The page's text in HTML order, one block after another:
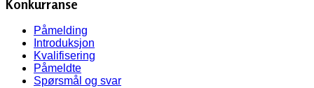
Konkurranse
Påmelding
Introduksjon
Kvalifisering
Påmeldte
Spørsmål og svar